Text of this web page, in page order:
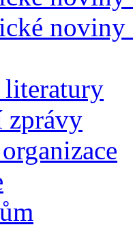
noviny
literatury
zprávy